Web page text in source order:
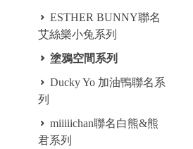
ESTHER BUNNY聯名
艾絲樂小兔系列
塗鴉空間系列
Ducky Yo 加油鴨聯名系
列
miiiiichan聯名白熊&熊
君系列